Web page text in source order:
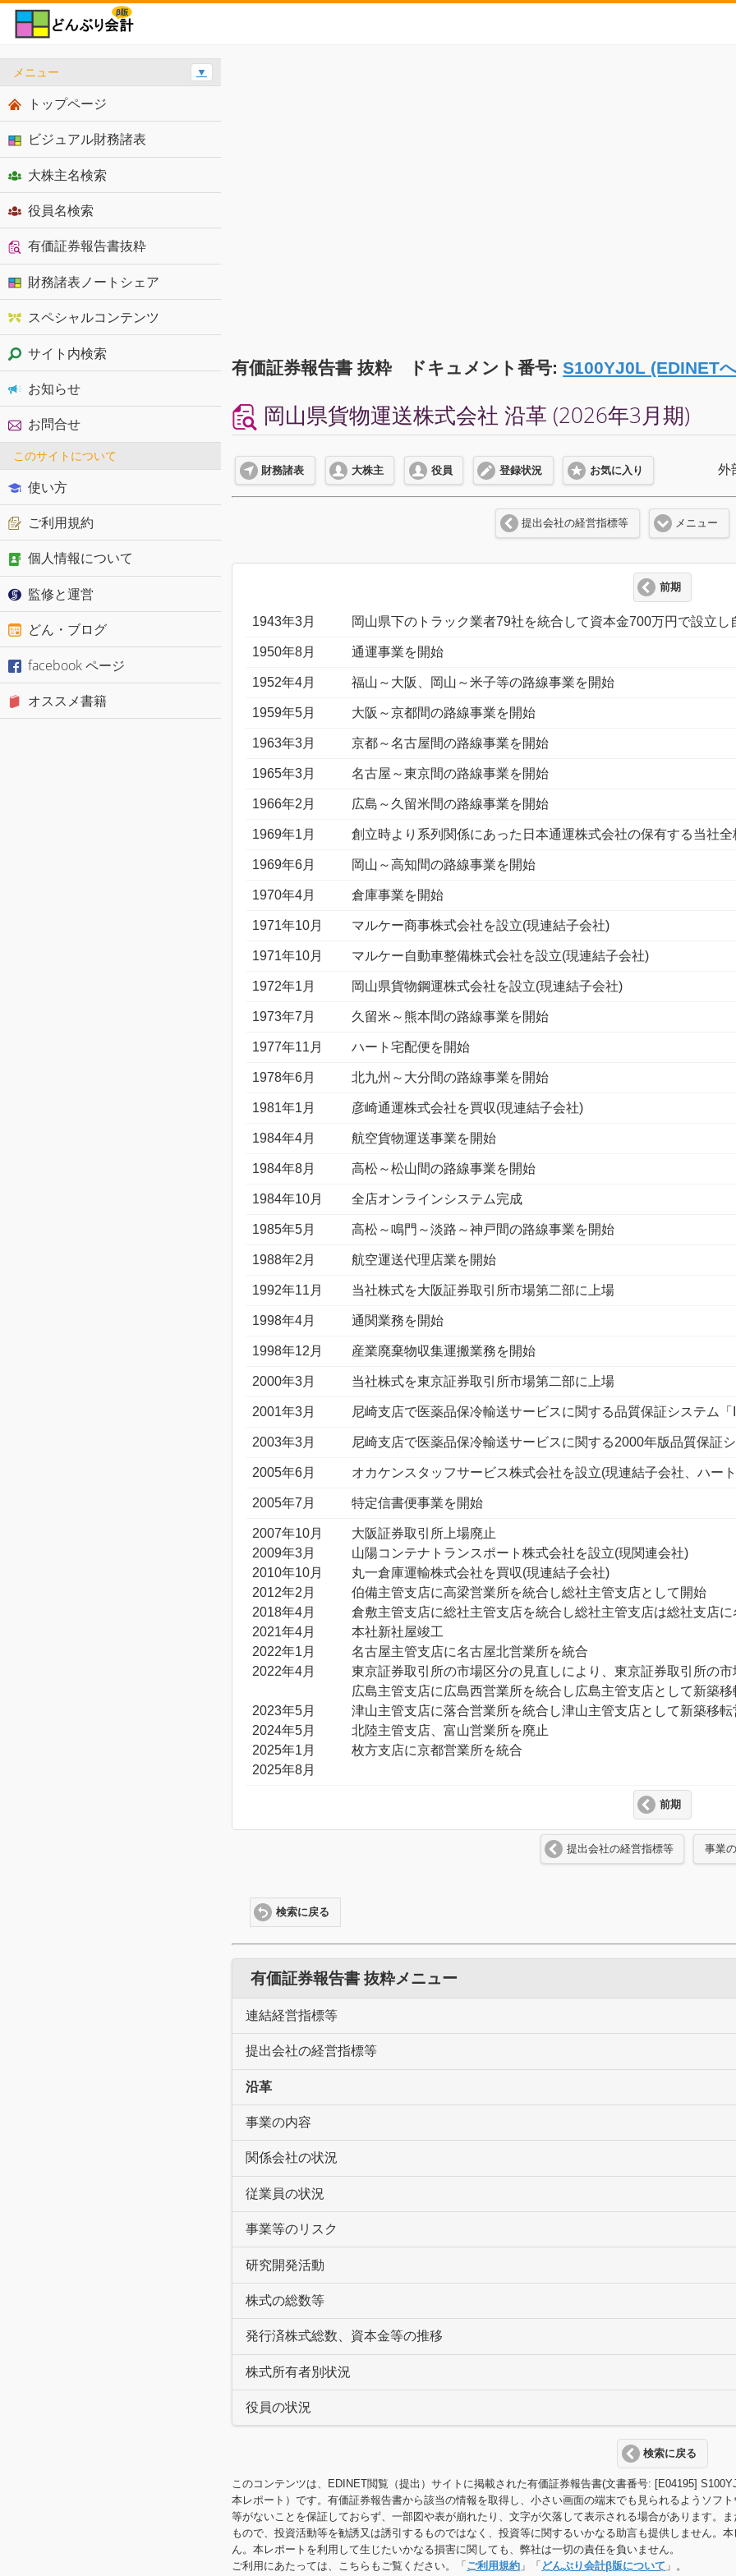
有価証券報告書 抜粋 ドキュメント番号:S100YJ0L (EDINET
岡山県貨物運送株式会社 沿革 (2026年3月期)
財務諸表 大株主 役員 登録状況 お気に入り 外
提出会社の経営指標等 メニュー
前期
1943年3月 岡山県下のトラック業者79社を統合して資本金700万円で設立し
1950年8月 通運事業を開始
1952年4月 福山～大阪、岡山～米子等の路線事業を開始
1959年5月 大阪～京都間の路線事業を開始
1963年3月 京都～名古屋間の路線事業を開始
1965年3月 名古屋～東京間の路線事業を開始
1966年2月 広島～久留米間の路線事業を開始
1969年1月 創立時より系列関係にあった日本通運株式会社の保有する当社全
1969年6月 岡山～高知間の路線事業を開始
1970年4月 倉庫事業を開始
1971年10月 マルケー商事株式会社を設立(現連結子会社)
1971年10月 マルケー自動車整備株式会社を設立(現連結子会社)
1972年1月 岡山県貨物鋼運株式会社を設立(現連結子会社)
1973年7月 久留米～熊本間の路線事業を開始
1977年11月 ハート宅配便を開始
1978年6月 北九州～大分間の路線事業を開始
1981年1月 彦崎通運株式会社を買収(現連結子会社)
1984年4月 航空貨物運送事業を開始
1984年8月 高松～松山間の路線事業を開始
1984年10月 全店オンラインシステム完成
1985年5月 高松～鳴門～淡路～神戸間の路線事業を開始
1988年2月 航空運送代理店業を開始
1992年11月 当社株式を大阪証券取引所市場第二部に上場
1998年4月 通関業務を開始
1998年12月 産業廃棄物収集運搬業務を開始
2000年3月 当社株式を東京証券取引所市場第二部に上場
2001年3月 尼崎支店で医薬品保冷輸送サービスに関する品質保証システム
2003年3月 尼崎支店で医薬品保冷輸送サービスに関する2000年版品質保証
2005年6月 オカケンスタッフサービス株式会社を設立(現連結子会社、ハー
2005年7月 特定信書便事業を開始
2007年10月
2009年3月
2010年10月
2012年2月
2018年4月
2021年4月
2022年1月
2022年4月
2023年5月
2024年5月
2025年1月
2025年8月
大阪証券取引所上場廃止
山陽コンテナトランスポート株式会社を設立(現関連会社)
丸一倉庫運輸株式会社を買収(現連結子会社)
伯備主管支店に高梁営業所を統合し総社主管支店として開始
倉敷主管支店に総社主管支店を統合し総社主管支店は総社支店に
本社新社屋竣工
名古屋主管支店に名古屋北営業所を統合
東京証券取引所の市場区分の見直しにより、東京証券取引所の
広島主管支店に広島西営業所を統合し広島主管支店として新築
津山主管支店に落合営業所を統合し津山主管支店として新築移
北陸主管支店、富山営業所を廃止
枚方支店に京都営業所を統合
前期
提出会社の経営指標等 事業
検索に戻る
有価証券報告書 抜粋メニュー
連結経営指標等
提出会社の経営指標等
沿革
事業の内容
関係会社の状況
従業員の状況
事業等のリスク
研究開発活動
株式の総数等
発行済株式総数、資本金等の推移
株式所有者別状況
役員の状況
検索に戻る
このコンテンツは、EDINET閲覧（提出）サイトに掲載された有価証券報告書(文書番号: [E04195]
本レポート）です。有価証券報告書から該当の情報を取得し、小さい画面の端末でも見られるようソフ
等がないことを保証しておらず、一部図や表が崩れたり、文字が欠落して表示される場合があります。
もので、投資活動等を勧誘又は誘引するものではなく、投資等に関するいかなる助言も提供しません。
ん。本レポートを利用して生じたいかなる損害に関しても、弊社は一切の責任を負いません。
ご利用にあたっては、こちらもご覧ください。「 ご利用規約 」「 どんぶり会計β版について 」。
メニュー ▼
トップページ
ビジュアル財務諸表
大株主名検索
役員名検索
有価証券報告書抜粋
財務諸表ノートシェア
スペシャルコンテンツ
サイト内検索
お知らせ
お問合せ
このサイトについて
使い方
ご利用規約
個人情報について
監修と運営
どん・ブログ
facebook ページ
オススメ書籍